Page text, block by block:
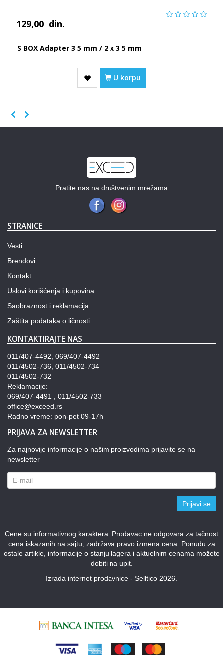
129,00 din.
S BOX Adapter 3 5 mm / 2 x 3 5 mm
U korpu
Pratite nas na društvenim mrežama
STRANICE
Vesti
Brendovi
Kontakt
Uslovi korišćenja i kupovina
Saobraznost i reklamacija
Zaštita podataka o ličnosti
KONTAKTIRAJTE NAS
011/407-4492, 069/407-4492
011/4502-736, 011/4502-734
011/4502-732
Reklamacije:
069/407-4491 , 011/4502-733
office@exceed.rs
Radno vreme: pon-pet 09-17h
PRIJAVA ZA NEWSLETTER
Za najnovije informacije o našim proizvodima prijavite se na
newsletter
Prijavi se
Cene su informativnog karaktera. Prodavac ne odgovara za tačnost
cena iskazanih na sajtu, zadržava pravo izmena cena. Ponudu za
ostale artikle, informacije o stanju lagera i aktuelnim cenama možete
dobiti na upit.
Izrada internet prodavnice - Selltico 2026.